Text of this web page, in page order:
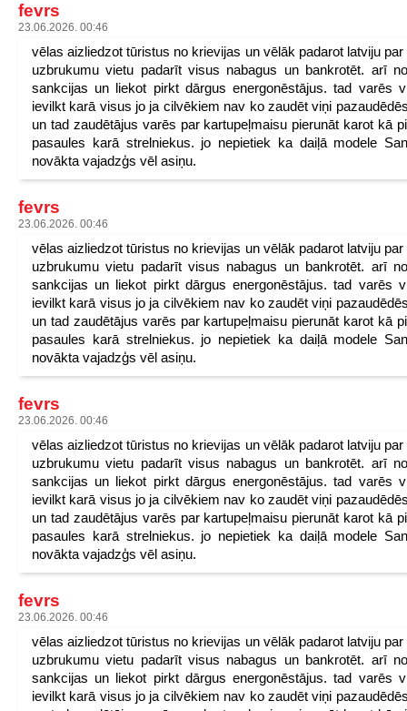
fevrs
23.06.2026. 00:46
vēlas aizliedzot tūristus no krievijas un vēlāk padarot latviju par
uzbrukumu vietu padarīt visus nabagus un bankrotēt. arī
sankcijas un liekot pirkt dārgus energonēstājus. tad varēs
ievilkt karā visus jo ja cilvēkiem nav ko zaudēt viņi
un tad zaudētājus varēs par kartupeļmaisu pierunāt karot kā
pasaules karā strelniekus. jo nepietiek ka daiļā modele
novākta vajadzģs vēl asiņu.
fevrs
23.06.2026. 00:46
vēlas aizliedzot tūristus no krievijas un vēlāk padarot latviju par
uzbrukumu vietu padarīt visus nabagus un bankrotēt. arī
sankcijas un liekot pirkt dārgus energonēstājus. tad varēs
ievilkt karā visus jo ja cilvēkiem nav ko zaudēt viņi
un tad zaudētājus varēs par kartupeļmaisu pierunāt karot kā
pasaules karā strelniekus. jo nepietiek ka daiļā modele
novākta vajadzģs vēl asiņu.
fevrs
23.06.2026. 00:46
vēlas aizliedzot tūristus no krievijas un vēlāk padarot latviju par
uzbrukumu vietu padarīt visus nabagus un bankrotēt. arī
sankcijas un liekot pirkt dārgus energonēstājus. tad varēs
ievilkt karā visus jo ja cilvēkiem nav ko zaudēt viņi
un tad zaudētājus varēs par kartupeļmaisu pierunāt karot kā
pasaules karā strelniekus. jo nepietiek ka daiļā modele
novākta vajadzģs vēl asiņu.
fevrs
23.06.2026. 00:46
vēlas aizliedzot tūristus no krievijas un vēlāk padarot latviju par
uzbrukumu vietu padarīt visus nabagus un bankrotēt. arī
sankcijas un liekot pirkt dārgus energonēstājus. tad varēs
ievilkt karā visus jo ja cilvēkiem nav ko zaudēt viņi